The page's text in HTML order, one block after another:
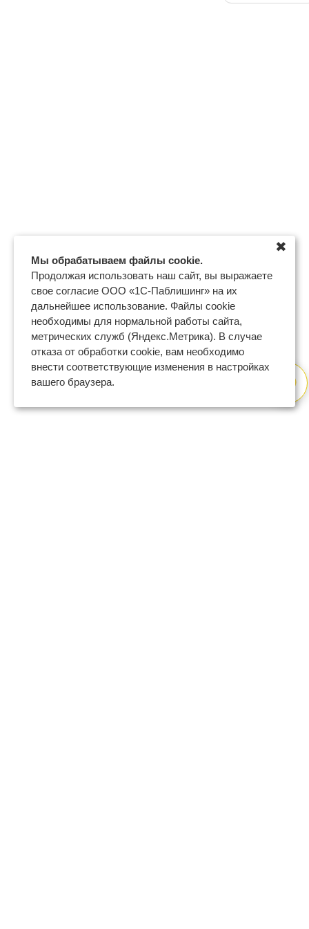
Мы обрабатываем файлы cookie.
Продолжая использовать наш сайт, вы выражаете
свое согласие ООО «1С-Паблишинг» на их
дальнейшее использование. Файлы cookie
необходимы для нормальной работы сайта,
метрических служб (Яндекс.Метрика). В случае
отказа от обработки cookie, вам необходимо
внести соответствующие изменения в настройках
вашего браузера.
✖